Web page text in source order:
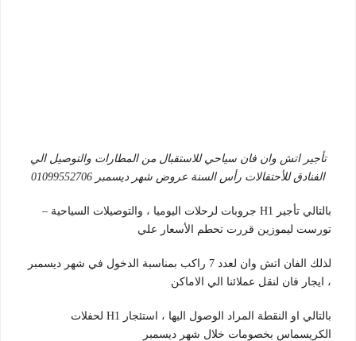
تأجير اتش وان فان سياحي للاستقبال من المطارات والتوصيل الي
الفنادق للأحتفالات رأس السنة عروض شهر ديسمبر 01099552706
بالتالي تأجير H1 جروبات لرحلات اليوميا ، والتوصيلات السياحية –
تورست ليموزين قررت تحطم الأسعار علي
لذلك الفان اتش وان لعدد 7 راكب بمناسبة الدخول في شهر ديسمبر
، ايجار فان لنقل عملائنا الي الاماكن
بالتالي او النقطة المراد الوصول اليها ، استئجار H1 لحفلات
الكريسماس بخصومات خلال شهر ديسمبر